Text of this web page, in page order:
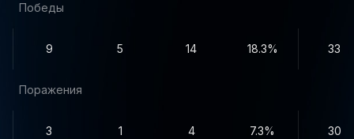
Победы
9 5 14 18.3% 33
Поражения
3 1 4 7.3% 30